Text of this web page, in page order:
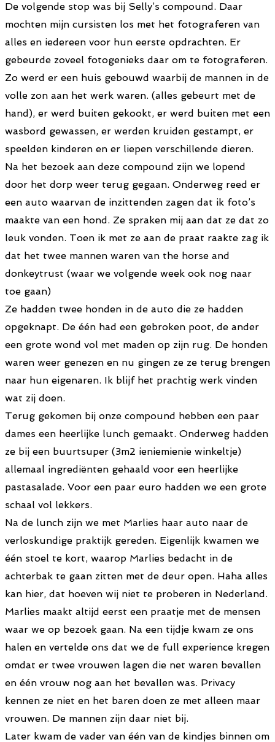
De volgende stop was bij Selly’s compound. Daar
mochten mijn cursisten los met het fotograferen van
alles en iedereen voor hun eerste opdrachten. Er
gebeurde zoveel fotogenieks daar om te fotograferen.
Zo werd er een huis gebouwd waarbij de mannen in de
volle zon aan het werk waren. (alles gebeurt met de
hand), er werd buiten gekookt, er werd buiten met een
wasbord gewassen, er werden kruiden gestampt, er
speelden kinderen en er liepen verschillende dieren.
Na het bezoek aan deze compound zijn we lopend
door het dorp weer terug gegaan. Onderweg reed er
een auto waarvan de inzittenden zagen dat ik foto’s
maakte van een hond. Ze spraken mij aan dat ze dat zo
leuk vonden. Toen ik met ze aan de praat raakte zag ik
dat het twee mannen waren van the horse and
donkeytrust (waar we volgende week ook nog naar
toe gaan)
Ze hadden twee honden in de auto die ze hadden
opgeknapt. De één had een gebroken poot, de ander
een grote wond vol met maden op zijn rug. De honden
waren weer genezen en nu gingen ze ze terug brengen
naar hun eigenaren. Ik blijf het prachtig werk vinden
wat zij doen.
Terug gekomen bij onze compound hebben een paar
dames een heerlijke lunch gemaakt. Onderweg hadden
ze bij een buurtsuper (3m2 ieniemienie winkeltje)
allemaal ingrediënten gehaald voor een heerlijke
pastasalade. Voor een paar euro hadden we een grote
schaal vol lekkers.
Na de lunch zijn we met Marlies haar auto naar de
verloskundige praktijk gereden. Eigenlijk kwamen we
één stoel te kort, waarop Marlies bedacht in de
achterbak te gaan zitten met de deur open. Haha alles
kan hier, dat hoeven wij niet te proberen in Nederland.
Marlies maakt altijd eerst een praatje met de mensen
waar we op bezoek gaan. Na een tijdje kwam ze ons
halen en vertelde ons dat we de full experience kregen
omdat er twee vrouwen lagen die net waren bevallen
en één vrouw nog aan het bevallen was. Privacy
kennen ze niet en het baren doen ze met alleen maar
vrouwen. De mannen zijn daar niet bij.
Later kwam de vader van één van de kindjes binnen om